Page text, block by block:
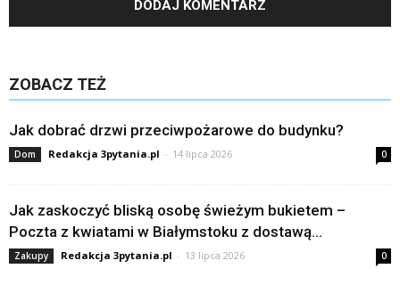
ZOBACZ TEŻ
Jak dobrać drzwi przeciwpożarowe do budynku?
Dom Redakcja 3pytania.pl - 14 lipca 2026 0
Jak zaskoczyć bliską osobę świeżym bukietem –
Poczta z kwiatami w Białymstoku z dostawą...
Zakupy Redakcja 3pytania.pl - 13 lipca 2026 0